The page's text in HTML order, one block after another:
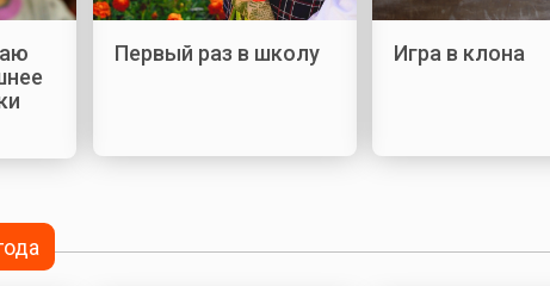
Первый раз в школу Игра в клона